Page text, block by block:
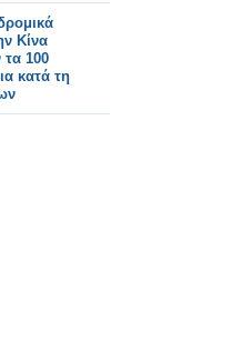
Κίνα
τα 100
κατά τη